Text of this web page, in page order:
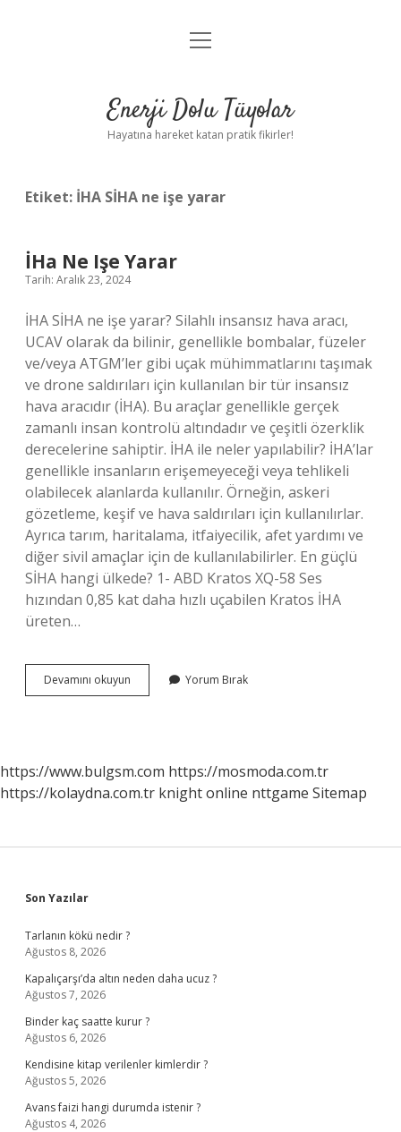
Anasayfa
Yasal Uyarı
menüyü
Enerji Dolu Tüyolar
Hayatına hareket katan pratik fikirler!
Etiket: İHA SİHA ne işe yarar
İHa Ne Işe Yarar
Tarih: Aralık 23, 2024
İHA SİHA ne işe yarar? Silahlı insansız hava aracı,
UCAV olarak da bilinir, genellikle bombalar, füzeler
ve/veya ATGM’ler gibi uçak mühimmatlarını taşımak
ve drone saldırıları için kullanılan bir tür insansız
hava aracıdır (İHA). Bu araçlar genellikle gerçek
zamanlı insan kontrolü altındadır ve çeşitli özerklik
derecelerine sahiptir. İHA ile neler yapılabilir? İHA’lar
genellikle insanların erişemeyeceği veya tehlikeli
olabilecek alanlarda kullanılır. Örneğin, askeri
gözetleme, keşif ve hava saldırıları için kullanılırlar.
Ayrıca tarım, haritalama, itfaiyecilik, afet yardımı ve
diğer sivil amaçlar için de kullanılabilirler. En güçlü
SİHA hangi ülkede? 1- ABD Kratos XQ-58 Ses
hızından 0,85 kat daha hızlı uçabilen Kratos İHA
üreten…
Devamını okuyun
Ne
Yorum Bırak
https://www.bulgsm.com https://mosmoda.com.tr
https://kolaydna.com.tr knight online nttgame Sitemap
Sidebar
Son Yazılar
Tarlanın kökü nedir ?
Ağustos 8, 2026
Kapalıçarşı’da altın neden daha ucuz ?
Ağustos 7, 2026
Binder kaç saatte kurur ?
Ağustos 6, 2026
Kendisine kitap verilenler kimlerdir ?
Ağustos 5, 2026
Avans faizi hangi durumda istenir ?
Ağustos 4, 2026